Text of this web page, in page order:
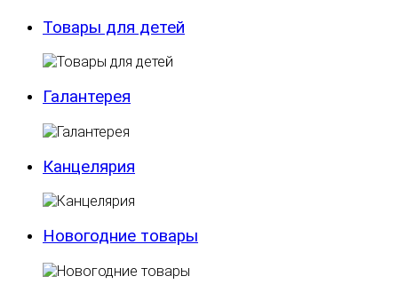
Товары для детей
Галантерея
Канцелярия
Новогодние товары